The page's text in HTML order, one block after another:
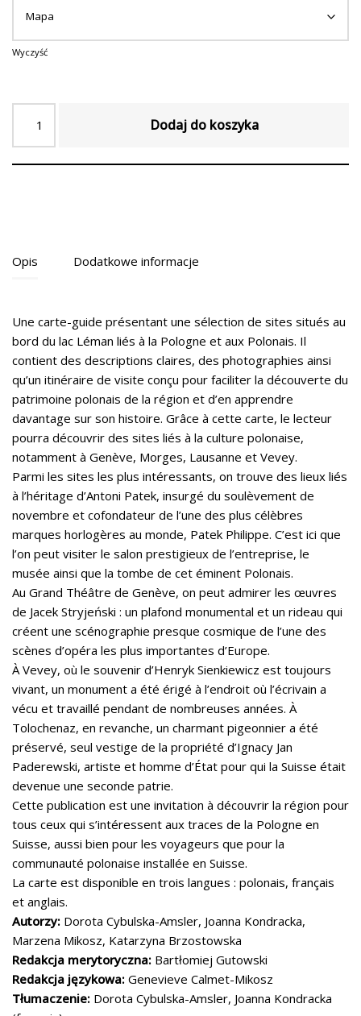
Wyczyść
Dodaj do koszyka
Opis Dodatkowe informacje
Une carte-guide présentant une sélection de sites situés au
bord du lac Léman liés à la Pologne et aux Polonais. Il
contient des descriptions claires, des photographies ainsi
qu’un itinéraire de visite conçu pour faciliter la découverte du
patrimoine polonais de la région et d’en apprendre
davantage sur son histoire. Grâce à cette carte, le lecteur
pourra découvrir des sites liés à la culture polonaise,
notamment à Genève, Morges, Lausanne et Vevey.
Parmi les sites les plus intéressants, on trouve des lieux liés
à l’héritage d’Antoni Patek, insurgé du soulèvement de
novembre et cofondateur de l’une des plus célèbres
marques horlogères au monde, Patek Philippe. C’est ici que
l’on peut visiter le salon prestigieux de l’entreprise, le
musée ainsi que la tombe de cet éminent Polonais.
Au Grand Théâtre de Genève, on peut admirer les œuvres
de Jacek Stryjeński : un plafond monumental et un rideau qui
créent une scénographie presque cosmique de l’une des
scènes d’opéra les plus importantes d’Europe.
À Vevey, où le souvenir d’Henryk Sienkiewicz est toujours
vivant, un monument a été érigé à l’endroit où l’écrivain a
vécu et travaillé pendant de nombreuses années. À
Tolochenaz, en revanche, un charmant pigeonnier a été
préservé, seul vestige de la propriété d’Ignacy Jan
Paderewski, artiste et homme d’État pour qui la Suisse était
devenue une seconde patrie.
Cette publication est une invitation à découvrir la région pour
tous ceux qui s’intéressent aux traces de la Pologne en
Suisse, aussi bien pour les voyageurs que pour la
communauté polonaise installée en Suisse.
La carte est disponible en trois langues : polonais, français
et anglais.
Autorzy: Dorota Cybulska-Amsler, Joanna Kondracka,
Marzena Mikosz, Katarzyna Brzostowska
Redakcja merytoryczna: Bartłomiej Gutowski
Redakcja językowa: Genevieve Calmet-Mikosz
Tłumaczenie: Dorota Cybulska-Amsler, Joanna Kondracka